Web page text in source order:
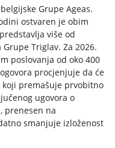
Grupe Ageas.
ostvaren je obim
više od
Triglav. Za 2026.
poslovanja od oko 400
procjenjuje da će
premašuje prvobitno
ugovora o
prenesen na
smanjuje izloženost